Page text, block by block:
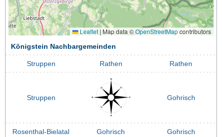
Leaflet | Map data ©OpenStreetMapcontributors
Königstein Nachbargemeinden
Struppen Rathen Rathen
Struppen Gohrisch
Rosenthal-Bielatal Gohrisch Gohrisch